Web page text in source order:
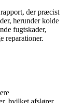
der præcist
herunder kolde
fugtskader,
reparationer.
hvilket afslører